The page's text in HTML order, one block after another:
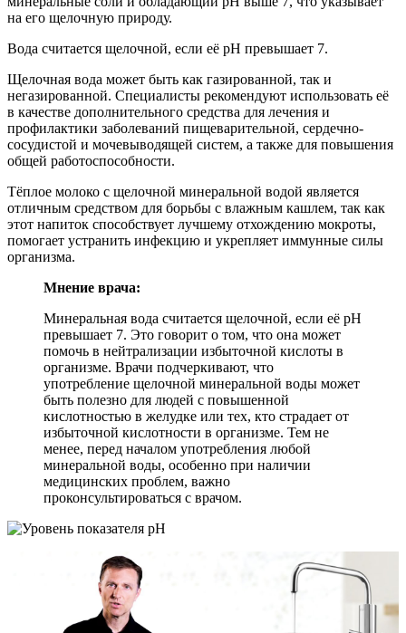
на его щелочную природу.
Вода считается щелочной, если её pH превышает 7.
Щелочная вода может быть как газированной, так и
негазированной. Специалисты рекомендуют использовать её
в качестве дополнительного средства для лечения и
профилактики заболеваний пищеварительной, сердечно-
сосудистой и мочевыводящей систем, а также для повышения
общей работоспособности.
Тёплое молоко с щелочной минеральной водой является
отличным средством для борьбы с влажным кашлем, так как
этот напиток способствует лучшему отхождению мокроты,
помогает устранить инфекцию и укрепляет иммунные силы
организма.
Мнение врача:
Минеральная вода считается щелочной, если её pH
превышает 7. Это говорит о том, что она может
помочь в нейтрализации избыточной кислоты в
организме. Врачи подчеркивают, что
употребление щелочной минеральной воды может
быть полезно для людей с повышенной
кислотностью в желудке или тех, кто страдает от
избыточной кислотности в организме. Тем не
менее, перед началом употребления любой
минеральной воды, особенно при наличии
медицинских проблем, важно
проконсультироваться с врачом.